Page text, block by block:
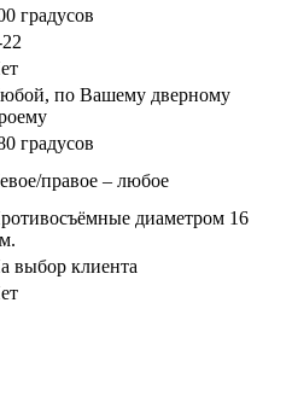
градусов
по Вашему дверному
градусов
правое – любое
диаметром 16
выбор клиента